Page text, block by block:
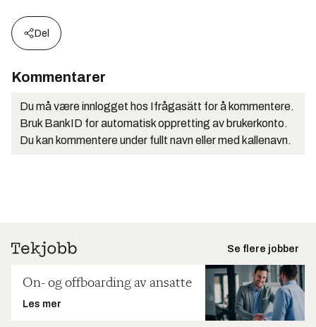
Del
Kommentarer
Du må være innlogget hos Ifrågasätt for å kommentere.
Bruk BankID for automatisk oppretting av brukerkonto.
Du kan kommentere under fullt navn eller med kallenavn.
Se flere jobber
On- og offboarding av ansatte
Les mer